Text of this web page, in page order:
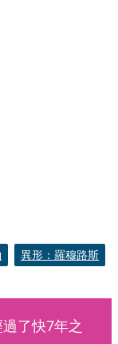
異形：羅穆路斯
了快7年之